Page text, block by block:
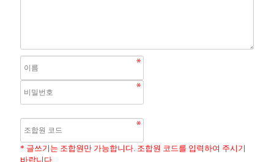
* 글쓰기는 조합원만 가능합니다. 조합원 코드를 입력하여 주시기
바랍니다.